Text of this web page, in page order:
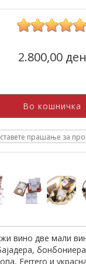
2.800,00 ден
прашање за
вино две мали
Ferrero и